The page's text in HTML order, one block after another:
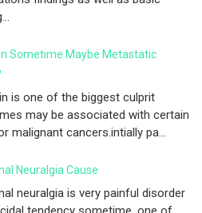
Sometime Maybe Metastatic
is one of the biggest culprit
may be associated with certain
malignant cancers.intially pa...
Neuralgia Cause
neuralgia is very painful disorder